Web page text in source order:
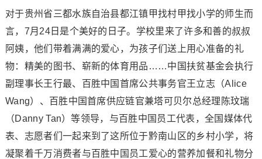
对于贵州省三都水族自治县都江镇甲找村甲找小学的师生而
言，7月24日是个美好的日子。学校里来了许多和善的叔叔
阿姨，他们带着满满的爱心，为孩子们送上用心准备的礼
物：精美的图书、崭新的体育用品……中国扶贫基金会执行
副理事长王行最、百胜中国首席公共事务官王立志（Alice
Wang）、百胜中国首席供应链官兼塔可贝尔总经理陈玟瑞
（Danny Tan）等领导，与百胜中国员工代表，全国媒体代
表、志愿者们一起来到了这所位于黔南山区的乡村小学，将
凝聚着千万消费者与百胜中国员工爱心的营养加餐和礼物分